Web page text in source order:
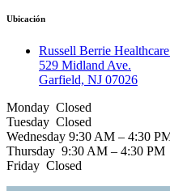
Ubicación
Russell Berrie
529 Midland Ave.
Garfield, NJ 07026
Monday Closed
Tuesday Closed
Wednesday 9:30 AM – 4:30
Thursday 9:30 AM – 4:30 PM
Friday Closed